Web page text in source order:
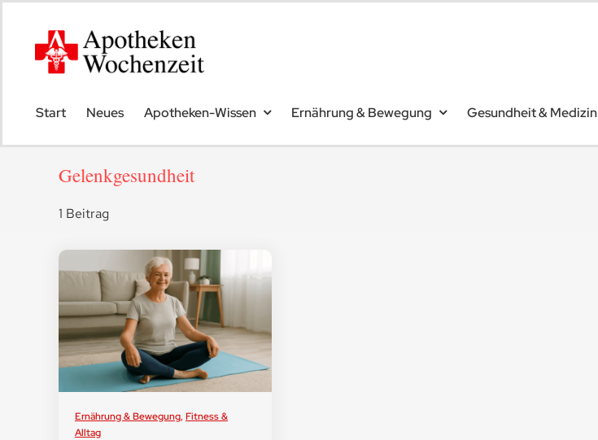
content
Start Neues Apotheken-Wissen Ernährung & Bewegung Gesundheit & Medizin
Gelenkgesundheit
1 Beitrag
Ernährung & Bewegung,Fitness &
Alltag